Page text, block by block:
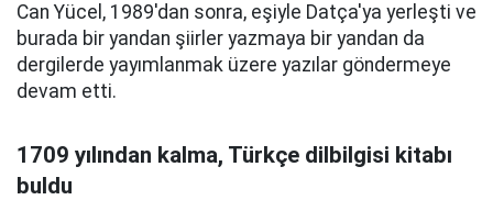
Can Yücel, 1989'dan sonra, eşiyle Datça'ya yerleşti ve
burada bir yandan şiirler yazmaya bir yandan da
dergilerde yayımlanmak üzere yazılar göndermeye
devam etti.
1709 yılından kalma, Türkçe dilbilgisi kitabı
buldu